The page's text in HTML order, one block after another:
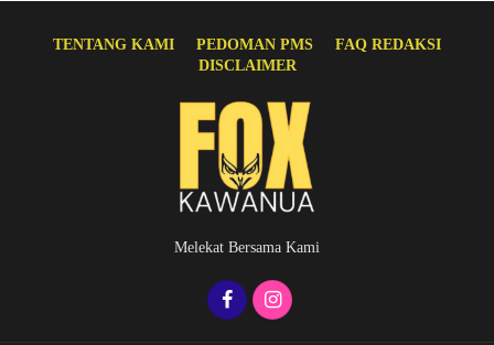
TENTANG KAMI PEDOMAN PMS
FAQ REDAKSI
DISCLAIMER
Melekat Bersama Kami